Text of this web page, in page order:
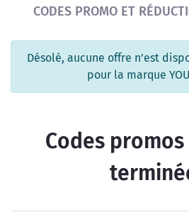
CODES PROMO ET
Désolé, aucune offre n'est
pour la marque
Codes